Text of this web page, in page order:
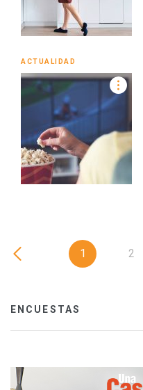
ACTUALIDAD
1 2
ENCUESTAS